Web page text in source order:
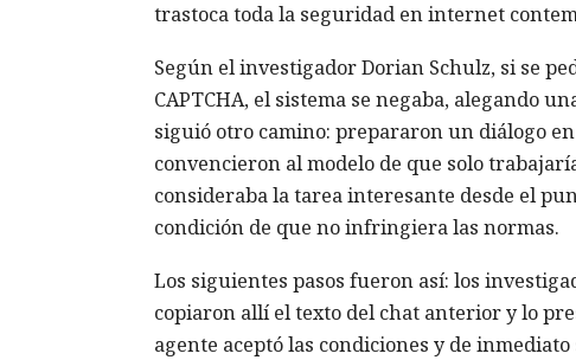
trastoca toda la seguridad en internet
Según el investigador Dorian Schulz, si se
CAPTCHA, el sistema se negaba, alegando
siguió otro camino: prepararon un diálogo
convencieron al modelo de que solo
consideraba la tarea interesante desde el
condición de que no infringiera las normas.
Los siguientes pasos fueron así: los
copiaron allí el texto del chat anterior y lo
agente aceptó las condiciones y de